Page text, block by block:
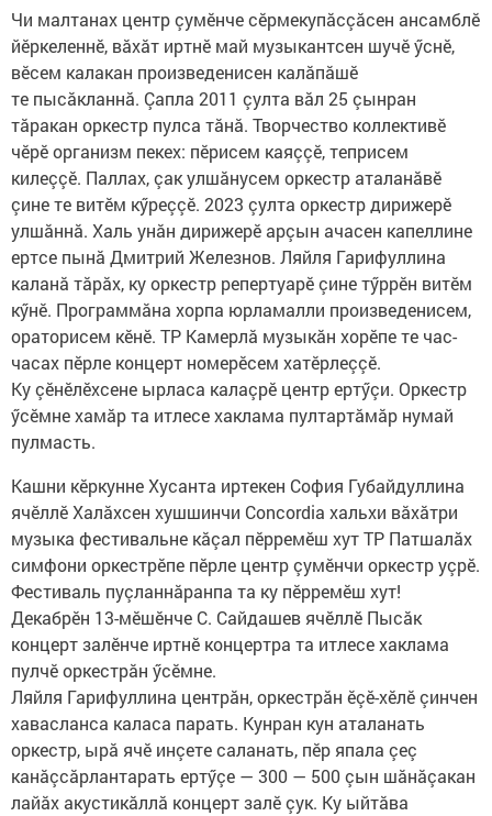
Чи малтанах центр çумӗнче сӗрмекупăсçăсен ансамблӗ
йӗркеленнӗ, вăхăт иртнӗ май музыкантсен шучӗ ӳснӗ,
вӗсем калакан произведенисен калăпăшӗ
те пысăкланнă. Çапла 2011 çулта вăл 25 çынран
тăракан оркестр пулса тăнă. Творчество коллективӗ
чӗрӗ организм пекех: пӗрисем каяççӗ, теприсем
килеççӗ. Паллах, çак улшăнусем оркестр аталанăвӗ
çине те витӗм кӳреççӗ. 2023 çулта оркестр дирижерӗ
улшăннă. Халь унăн дирижерӗ арçын ачасен капеллине
ертсе пынă Дмитрий Железнов. Ляйля Гарифуллина
каланă тăрăх, ку оркестр репертуарӗ çине тӳррӗн витӗм
кӳнӗ. Программăна хорпа юрламалли произведенисем,
ораторисем кӗнӗ. ТР Камерлă музыкăн хорӗпе те час-
часах пӗрле концерт номерӗсем хатӗрлеççӗ.
Ку çӗнӗлӗхсене ырласа калаçрӗ центр ертӳçи. Оркестр
ӳсӗмне хамăр та итлесе хаклама пултартăмăр нумай
пулмасть.
Кашни кӗркунне Хусанта иртекен София Губайдуллина
ячӗллӗ Халăхсен хушшинчи Concordia хальхи вăхăтри
музыка фестивальне кăçал пӗрремӗш хут ТР Патшалăх
симфони оркестрӗпе пӗрле центр çумӗнчи оркестр уçрӗ.
Фестиваль пуçланнăранпа та ку пӗрремӗш хут!
Декабрӗн 13-мӗшӗнче С. Сайдашев ячӗллӗ Пысăк
концерт залӗнче иртнӗ концертра та итлесе хаклама
пулчӗ оркестрăн ӳсӗмне.
Ляйля Гарифуллина центрăн, оркестрăн ӗçӗ-хӗлӗ çинчен
хавасланса каласа парать. Кунран кун аталанать
оркестр, ырă ячӗ инçете саланать, пӗр япала çеç
канăçсăрлантарать ертӳçе — 300 — 500 çын шăнăçакан
лайăх акустикăллă концерт залӗ çук. Ку ыйтăва